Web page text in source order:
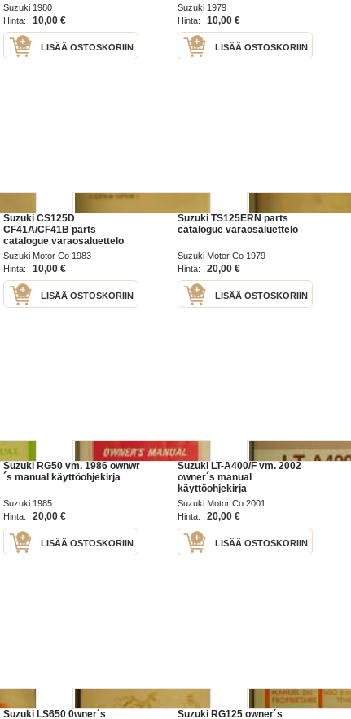
Suzuki 1980
Hinta:
10,00 €
LISÄÄ OSTOSKORIIN
Suzuki 1979
Hinta:
10,00 €
LISÄÄ OSTOSKORIIN
Suzuki CS125D
CF41A/CF41B parts
catalogue varaosaluettelo
Suzuki Motor Co 1983
Hinta:
10,00 €
LISÄÄ OSTOSKORIIN
Suzuki TS125ERN parts
catalogue varaosaluettelo
Suzuki Motor Co 1979
Hinta:
20,00 €
LISÄÄ OSTOSKORIIN
Suzuki RG50 vm. 1986 ownwr
´s manual käyttöohjekirja
Suzuki 1985
Hinta:
20,00 €
LISÄÄ OSTOSKORIIN
Suzuki LT-A400/F vm. 2002
owner´s manual
käyttöohjekirja
Suzuki Motor Co 2001
Hinta:
20,00 €
LISÄÄ OSTOSKORIIN
Suzuki LS650 0wner´s Suzuki RG125 owner´s